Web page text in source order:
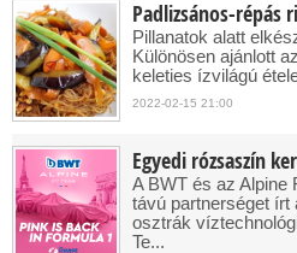
Padlizsános-répás
Pillanatok alatt
Különösen ajánlott
keleties ízvilágú
2022-02-15 21:00
Egyedi rózsaszín
A BWT és az Alpine
távú partnerséget írt
osztrák
Te...